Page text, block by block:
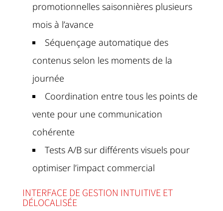
promotionnelles saisonnières plusieurs
mois à l’avance
Séquençage automatique des
contenus selon les moments de la
journée
Coordination entre tous les points de
vente pour une communication
cohérente
Tests A/B sur différents visuels pour
optimiser l’impact commercial
INTERFACE DE GESTION INTUITIVE ET
DÉLOCALISÉE